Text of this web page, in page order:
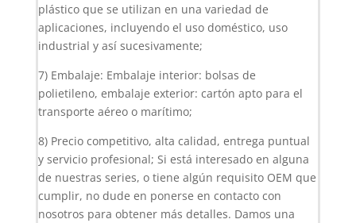
plástico que se utilizan en una variedad de
aplicaciones, incluyendo el uso doméstico, uso
industrial y así sucesivamente;
7) Embalaje: Embalaje interior: bolsas de
polietileno, embalaje exterior: cartón apto para el
transporte aéreo o marítimo;
8) Precio competitivo, alta calidad, entrega puntual
y servicio profesional; Si está interesado en alguna
de nuestras series, o tiene algún requisito OEM que
cumplir, no dude en ponerse en contacto con
nosotros para obtener más detalles. Damos una